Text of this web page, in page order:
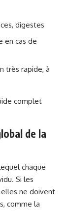
digestes
en cas de
très rapide, à
complet
de la
chaque
Si les
ne doivent
comme la